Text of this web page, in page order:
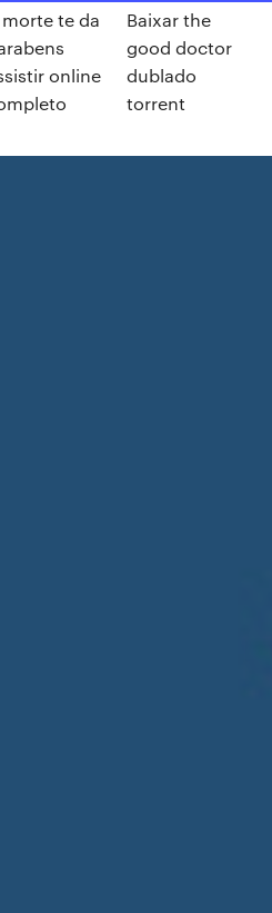
morte te da
online
Baixar the
good doctor
dublado
torrent